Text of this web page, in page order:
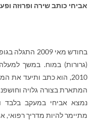
אביחי כותב שירה ופרוזה
בחודש מאי
(גרורות) במוח. במשך
2010, הוא כתב ותיעד את
המתארת בצורה גלויה
נמצא אביחי במעקב בלבד
מתיימר להיות מדריך רפואי,